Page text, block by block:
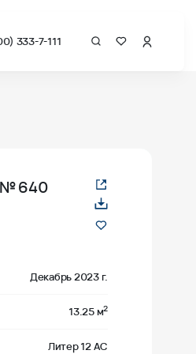
333-7-111
№ 640
Декабрь 2023 г.
13.25 м2
Литер 12 АС